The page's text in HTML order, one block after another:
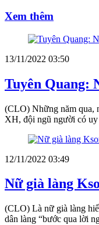
Xem thêm
13/11/2022 03:50
Tuyên Quang:
(CLO) Những năm qua,
XH, đội ngũ người có uy
12/11/2022 03:49
Nữ già làng
(CLO) Là nữ già làng
dân làng “bước qua lời